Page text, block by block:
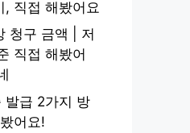
, 직접 해봤어요
청구 금액 | 저
직접 해봤어
발급 2가지 방
어요!